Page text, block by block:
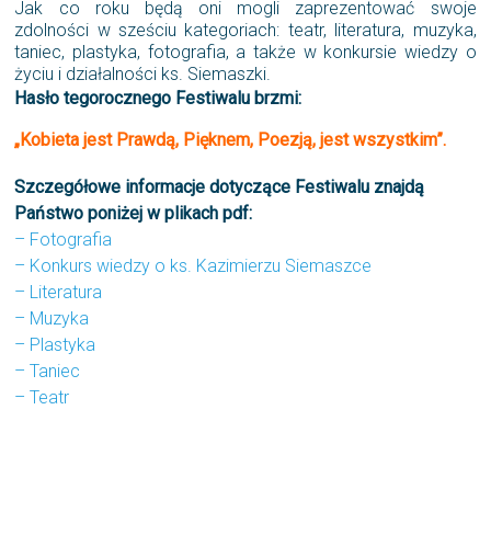
Jak co roku będą oni mogli zaprezentować swoje
zdolności w sześciu kategoriach: teatr, literatura, muzyka,
taniec, plastyka, fotografia, a także w konkursie wiedzy o
życiu i działalności ks. Siemaszki.
Hasło tegorocznego Festiwalu brzmi:
„Kobieta jest Prawdą, Pięknem, Poezją, jest wszystkim”.
Szczegółowe informacje dotyczące Festiwalu znajdą
Państwo poniżej w plikach pdf:
– Fotografia
– Konkurs wiedzy o ks. Kazimierzu Siemaszce
– Literatura
– Muzyka
– Plastyka
– Taniec
– Teatr